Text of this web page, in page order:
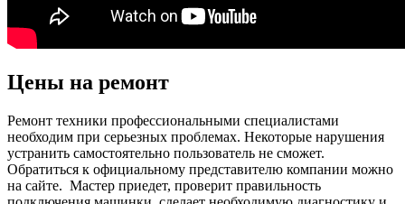
Цены на ремонт
Ремонт техники профессиональными специалистами
необходим при серьезных проблемах. Некоторые нарушения
устранить самостоятельно пользователь не сможет.
Обратиться к официальному представителю компании можно
на сайте. Мастер приедет, проверит правильность